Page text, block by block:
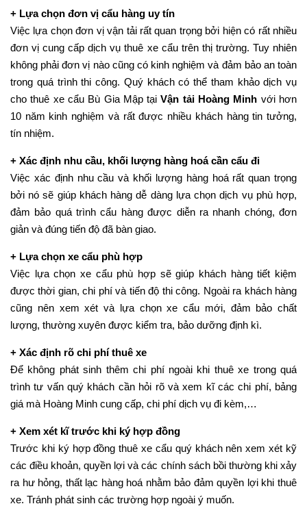
+ Lựa chọn đơn vị cẩu hàng uy tín
Việc lựa chọn đơn vị vận tải rất quan trọng bởi hiện có rất nhiều
đơn vị cung cấp dịch vụ thuê xe cẩu trên thị trường. Tuy nhiên
không phải đơn vị nào cũng có kinh nghiệm và đảm bảo an toàn
trong quá trình thi công. Quý khách có thể tham khảo dịch vụ
cho thuê xe cẩu Bù Gia Mập tạiVận tải Hoàng Minh với hơn
10 năm kinh nghiệm và rất được nhiều khách hàng tin tưởng,
tín nhiệm.
+ Xác định nhu cầu, khối lượng hàng hoá cần cẩu đi
Việc xác định nhu cầu và khối lượng hàng hoá rất quan trọng
bởi nó sẽ giúp khách hàng dễ dàng lựa chọn dịch vụ phù hợp,
đảm bảo quá trình cẩu hàng được diễn ra nhanh chóng, đơn
giản và đúng tiến độ đã bàn giao.
+ Lựa chọn xe cẩu phù hợp
Việc lựa chọn xe cẩu phù hợp sẽ giúp khách hàng tiết kiệm
được thời gian, chi phí và tiến độ thi công. Ngoài ra khách hàng
cũng nên xem xét và lựa chọn xe cẩu mới, đảm bảo chất
lượng, thường xuyên được kiểm tra, bảo dưỡng định kì.
+ Xác định rõ chi phí thuê xe
Để không phát sinh thêm chi phí ngoài khi thuê xe trong quá
trình tư vấn quý khách cần hỏi rõ và xem kĩ các chi phí, bảng
giá mà Hoàng Minh cung cấp, chi phí dịch vụ đi kèm,…
+ Xem xét kĩ trước khi ký hợp đồng
Trước khi ký hợp đồng thuê xe cẩu quý khách nên xem xét kỹ
các điều khoản, quyền lợi và các chính sách bồi thường khi xảy
ra hư hỏng, thất lạc hàng hoá nhằm bảo đảm quyền lợi khi thuê
xe. Tránh phát sinh các trường hợp ngoài ý muốn.